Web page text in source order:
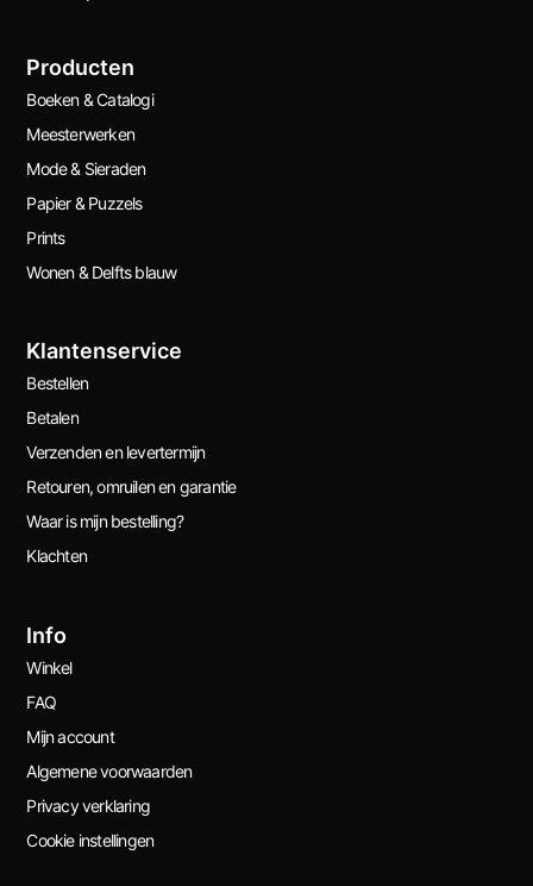
Producten
Boeken & Catalogi
Meesterwerken
Mode & Sieraden
Papier & Puzzels
Prints
Wonen & Delfts blauw
Klantenservice
Bestellen
Betalen
Verzenden en levertermijn
Retouren, omruilen en garantie
Waar is mijn bestelling?
Klachten
Info
Winkel
FAQ
Mijn account
Algemene voorwaarden
Privacy verklaring
Cookie instellingen